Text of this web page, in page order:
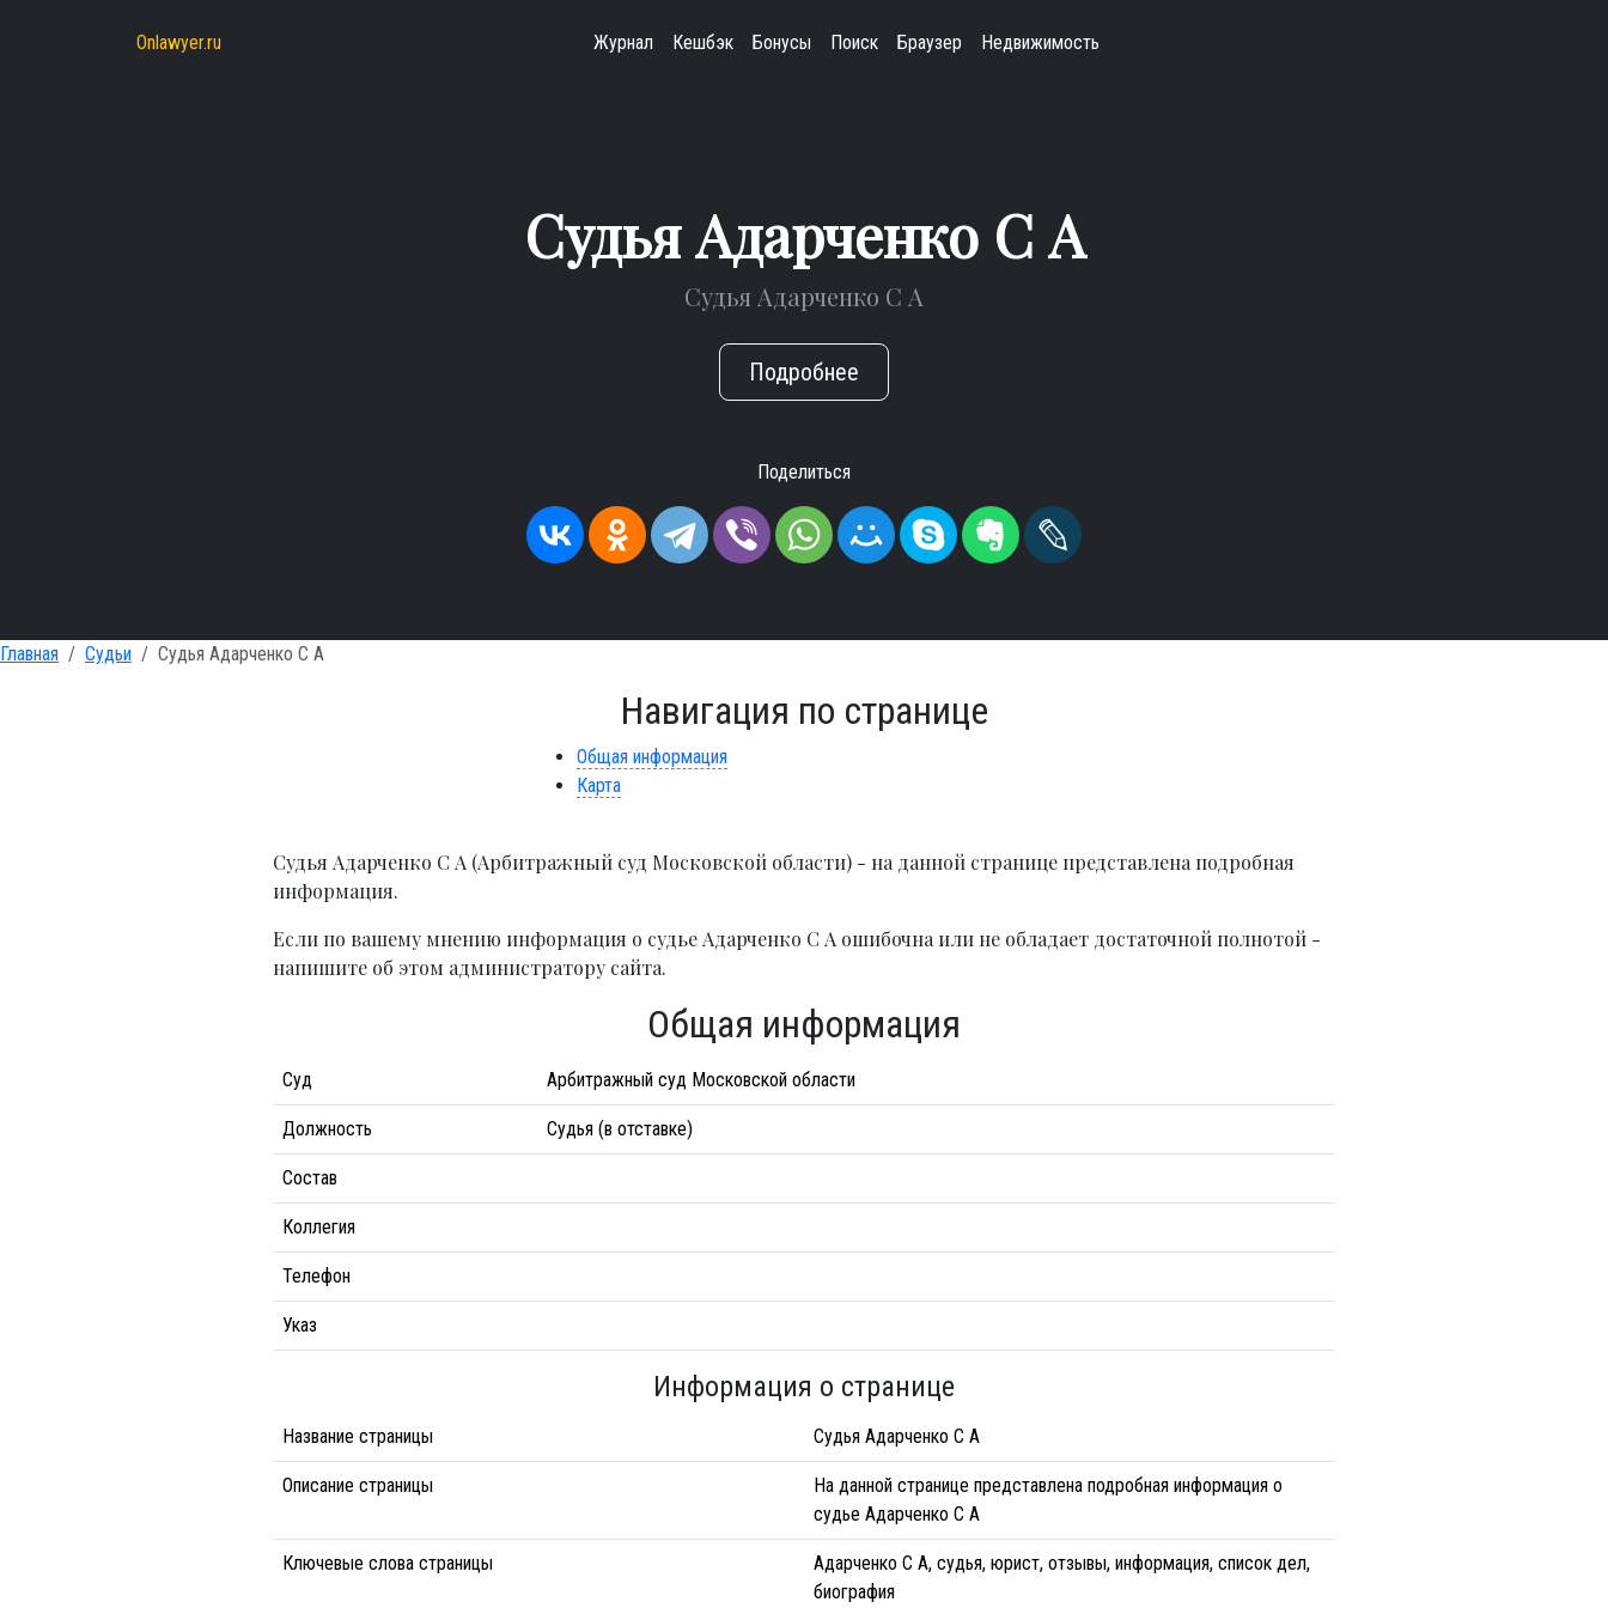
Onlawyer.ru Журнал Кешбэк Бонусы Поиск Браузер Недвижимость
Судья Адарченко С А
Судья Адарченко С А
Подробнее
Поделиться
Главная Судьи Судья Адарченко С А
Навигация по странице
Общая информация
Карта
Судья Адарченко С А (Арбитражный суд Московской области) - на данной странице представлена подробная
информация.
Если по вашему мнению информация о судье Адарченко С А ошибочна или не обладает достаточной полнотой -
напишите об этом администратору сайта.
Общая информация
Суд Арбитражный суд Московской области
Должность Судья (в отставке)
Состав
Коллегия
Телефон
Указ
Информация о странице
Название страницы Судья Адарченко С А
Описание страницы
На данной странице представлена подробная информация о
судье Адарченко С А
Ключевые слова страницы
Адарченко С А, судья, юрист, отзывы, информация, список дел,
биография